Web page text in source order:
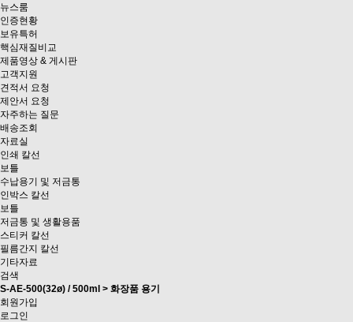
뉴스룸
인증현황
보유특허
핵심재질비교
제품영상 & 게시판
고객지원
견적서 요청
제안서 요청
자주하는 질문
배송조회
자료실
인쇄 칼선
보틀
수납용기 및 저금통
인박스 칼선
보틀
저금통 및 생활용품
스티커 칼선
필름간지 칼선
기타자료
검색
S-AE-500(32ø) / 500ml > 화장품 용기
회원가입
로그인